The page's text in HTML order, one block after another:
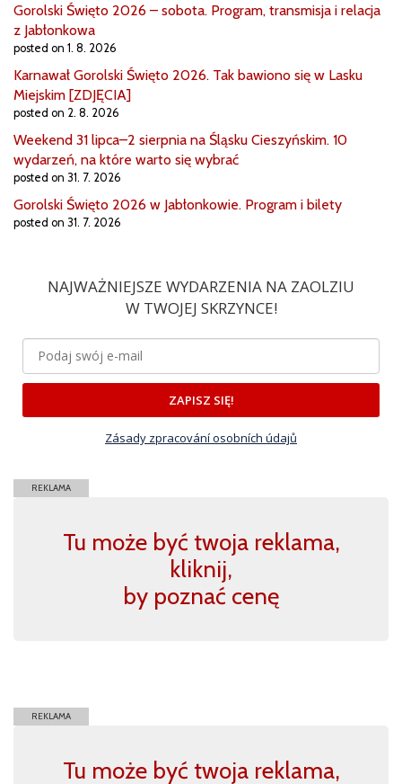
Gorolski Święto 2026 – sobota. Program, transmisja i relacja
z Jabłonkowa
posted on 1. 8. 2026
Karnawał Gorolski Święto 2026. Tak bawiono się w Lasku
Miejskim [ZDJĘCIA]
posted on 2. 8. 2026
Weekend 31 lipca–2 sierpnia na Śląsku Cieszyńskim. 10
wydarzeń, na które warto się wybrać
posted on 31. 7. 2026
Gorolski Święto 2026 w Jabłonkowie. Program i bilety
posted on 31. 7. 2026
NAJWAŻNIEJSZE WYDARZENIA NA ZAOLZIU
W TWOJEJ SKRZYNCE!
ZAPISZ SIĘ!
Zásady zpracování osobních údajů
REKLAMA
Tu może być twoja reklama,
kliknij,
by poznać cenę
REKLAMA
Tu może być twoja reklama,